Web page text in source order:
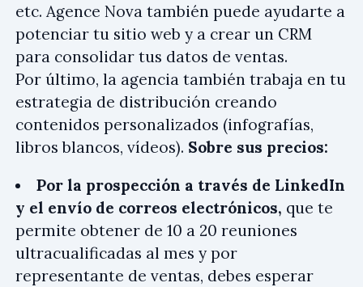
etc. Agence Nova también puede ayudarte a
potenciar tu sitio web y a crear un CRM
para consolidar tus datos de ventas.
Por último, la agencia también trabaja en tu
estrategia de distribución creando
contenidos personalizados (infografías,
libros blancos, vídeos). Sobre sus precios:
Por la prospección a través de LinkedIn
y el envío de correos electrónicos, que te
permite obtener de 10 a 20 reuniones
ultracualificadas al mes y por
representante de ventas, debes esperar